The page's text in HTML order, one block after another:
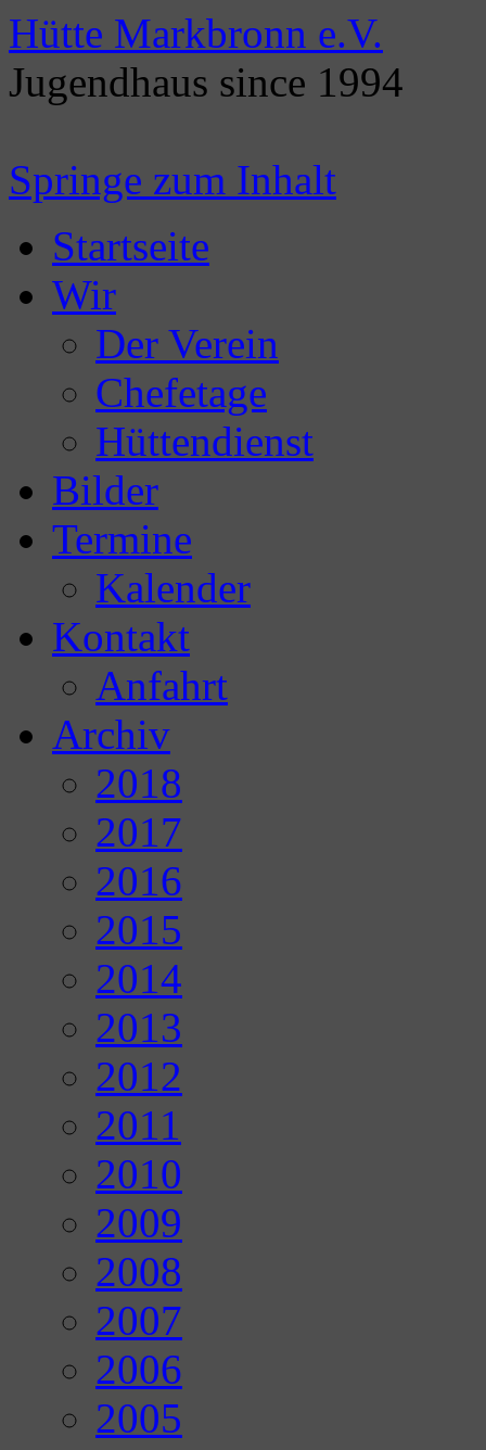
Hütte Markbronn e.V.
Jugendhaus since 1994
Springe zum Inhalt
Startseite
Wir
Der Verein
Chefetage
Hüttendienst
Bilder
Termine
Kalender
Kontakt
Anfahrt
Archiv
2018
2017
2016
2015
2014
2013
2012
2011
2010
2009
2008
2007
2006
2005